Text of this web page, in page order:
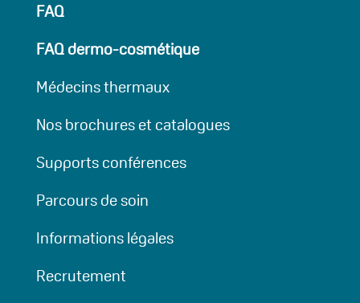
FAQ
FAQ dermo-cosmétique
Médecins thermaux
Nos brochures et catalogues
Supports conférences
Parcours de soin
Informations légales
Recrutement